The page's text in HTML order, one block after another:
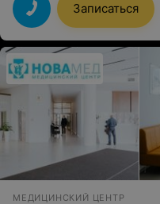
Записаться
МЕДИЦИНСКИЙ ЦЕНТР